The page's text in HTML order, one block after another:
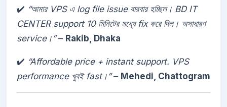
✔️ “আমার VPS এ log file issue বারবার হচ্ছিল। BD IT
CENTER support 10 মিনিটের মধ্যে fix করে দিল। অসাধারণ
service।”– Rakib, Dhaka
✔️ “Affordable price + instant support. VPS
performance খুবই fast।”– Mehedi, Chattogram